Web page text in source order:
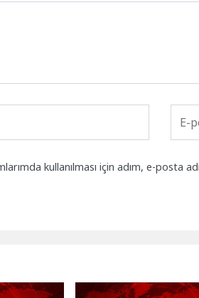
kullanılması için adım, e-posta